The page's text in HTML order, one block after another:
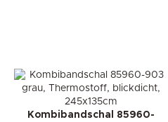
Kombibandschal 85960-